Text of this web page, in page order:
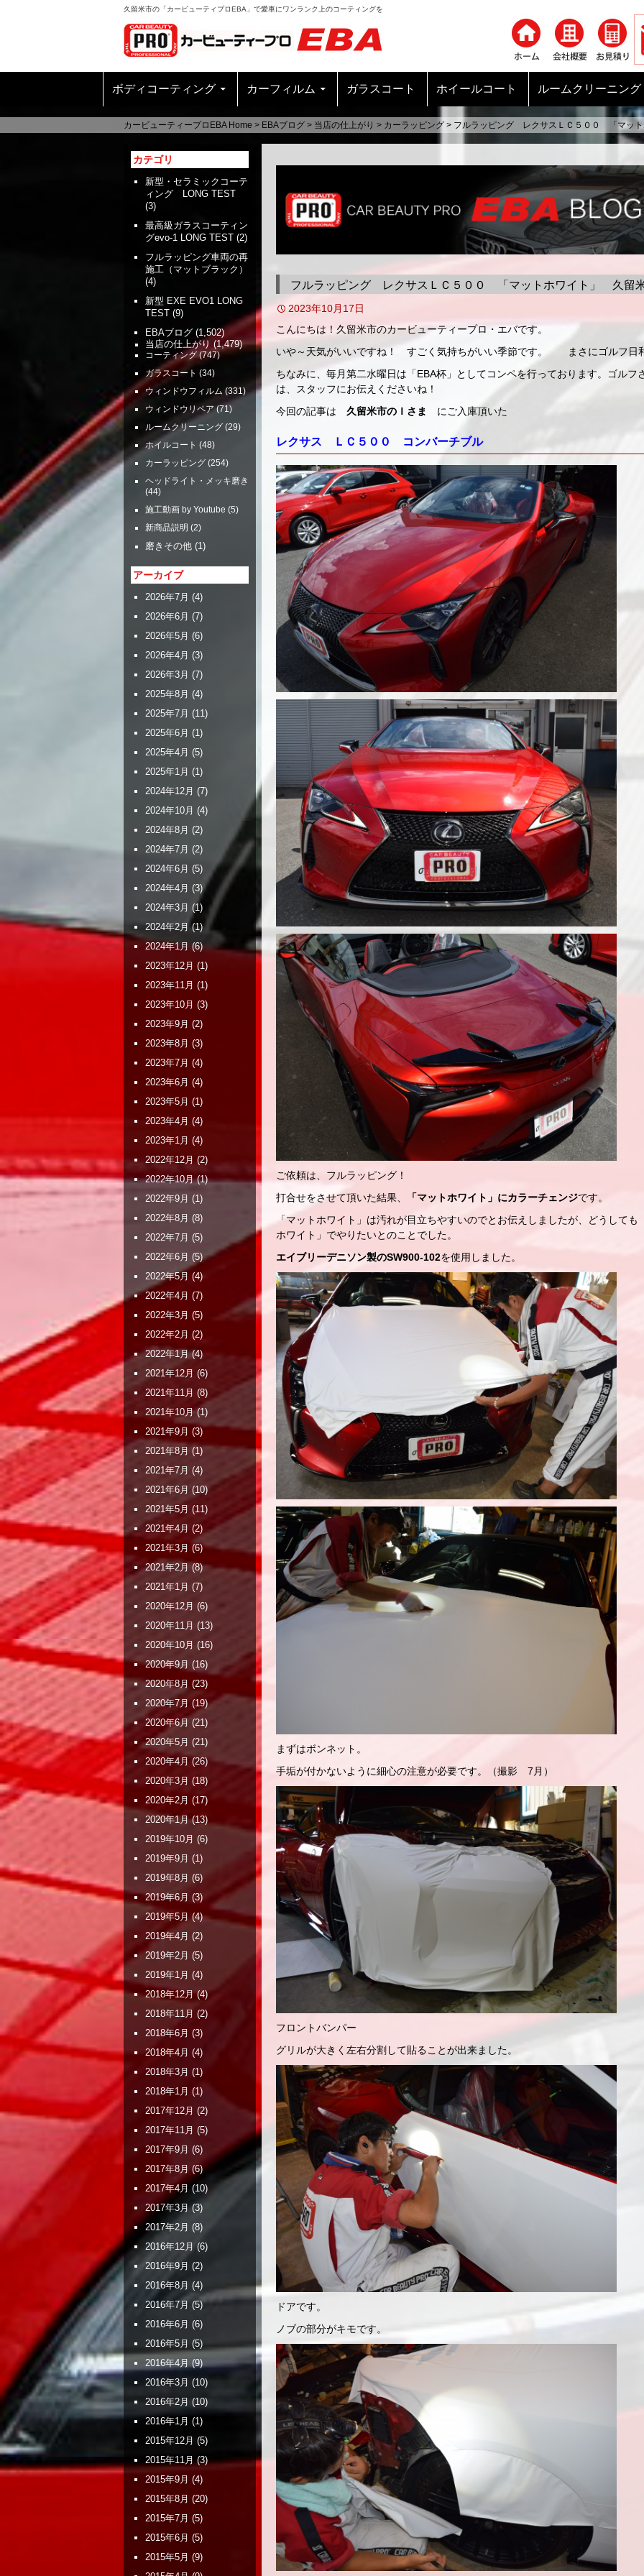
久留米市の「カービューティプロEBA」で愛車にワンランク上のコーティングを
ボディコーティング カーフィルム ガラスコート ホイールコート ルームクリーニング
カービューティープロEBA Home > EBAブログ > 当店の仕上がり > カーラッピング > フルラッピング レクサスＬＣ５００ 「マッ
フルラッピング レクサスＬＣ５００ 「マットホワイト」 久留
2023年10月17日
こんにちは！久留米市のカービューティープロ・エバです。
いや～天気がいいですね！ すごく気持ちがいい季節です。 まさにゴルフ日
ちなみに、毎月第二水曜日は「EBA杯」としてコンペを行っております。ゴルフ
は、スタッフにお伝えくださいね！
今回の記事は 久留米市のＩさま にご入庫頂いた
レクサス ＬＣ５００ コンバーチブル
ご依頼は、フルラッピング！
打合せをさせて頂いた結果、
「マットホワイト」にカラーチェンジです。
「マットホワイト」は汚れが目立ちやすいのでとお伝えしましたが、どうしても
ホワイト」でやりたいとのことでした。
エイブリーデニソン製のSW900-102を使用しました。
まずはボンネット。
手垢が付かないように細心の注意が必要です。（撮影 7月）
フロントバンパー
グリルが大きく左右分割して貼ることが出来ました。
ドアです。
ノブの部分がキモです。
カテゴリ
新型・セラミックコーテ
ィング LONG TEST
(3)
最高級ガラスコーティン
グevo-1 LONG TEST (2)
フルラッピング車両の再
施工（マットブラック）
(4)
新型 EXE EVO1 LONG
TEST (9)
EBAブログ (1,502)
当店の仕上がり (1,479)
コーティング(747)
ガラスコート (34)
ウィンドウフィルム (331)
ウィンドウリペア(71)
ルームクリーニング (29)
ホイルコート (48)
カーラッピング (254)
ヘッドライト・メッキ磨き
(44)
施工動画 by Youtube (5)
新商品説明 (2)
磨きその他 (1)
アーカイブ
2026年7月 (4)
2026年6月 (7)
2026年5月 (6)
2026年4月 (3)
2026年3月 (7)
2025年8月 (4)
2025年7月 (11)
2025年6月 (1)
2025年4月 (5)
2025年1月 (1)
2024年12月 (7)
2024年10月 (4)
2024年8月 (2)
2024年7月 (2)
2024年6月 (5)
2024年4月 (3)
2024年3月 (1)
2024年2月 (1)
2024年1月(6)
2023年12月 (1)
2023年11月 (1)
2023年10月 (3)
2023年9月 (2)
2023年8月 (3)
2023年7月 (4)
2023年6月 (4)
2023年5月 (1)
2023年4月 (4)
2023年1月 (4)
2022年12月 (2)
2022年10月(1)
2022年9月 (1)
2022年8月 (8)
2022年7月 (5)
2022年6月 (5)
2022年5月 (4)
2022年4月 (7)
2022年3月 (5)
2022年2月 (2)
2022年1月(4)
2021年12月 (6)
2021年11月 (8)
2021年10月(1)
2021年9月 (3)
2021年8月 (1)
2021年7月 (4)
2021年6月 (10)
2021年5月 (11)
2021年4月 (2)
2021年3月 (6)
2021年2月 (8)
2021年1月 (7)
2020年12月 (6)
2020年11月 (13)
2020年10月 (16)
2020年9月 (16)
2020年8月 (23)
2020年7月 (19)
2020年6月 (21)
2020年5月 (21)
2020年4月 (26)
2020年3月 (18)
2020年2月 (17)
2020年1月(13)
2019年10月 (6)
2019年9月 (1)
2019年8月 (6)
2019年6月 (3)
2019年5月 (4)
2019年4月 (2)
2019年2月 (5)
2019年1月 (4)
2018年12月(4)
2018年11月 (2)
2018年6月 (3)
2018年4月 (4)
2018年3月 (1)
2018年1月 (1)
2017年12月 (2)
2017年11月 (5)
2017年9月 (6)
2017年8月 (6)
2017年4月 (10)
2017年3月(3)
2017年2月 (8)
2016年12月 (6)
2016年9月 (2)
2016年8月 (4)
2016年7月 (5)
2016年6月 (6)
2016年5月 (5)
2016年4月 (9)
2016年3月 (10)
2016年2月 (10)
2016年1月 (1)
2015年12月 (5)
2015年11月(3)
2015年9月 (4)
2015年8月 (20)
2015年7月 (5)
2015年6月 (5)
2015年5月 (9)